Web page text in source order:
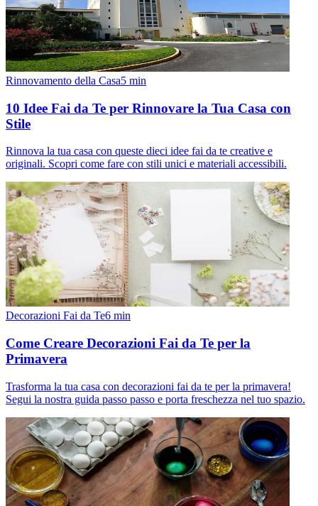
Rinnovamento della Casa5 min
10 Idee Fai da Te per Rinnovare la Tua Casa con
Stile
Rinnova la tua casa con queste dieci idee fai da te creative e
originali. Scopri come fare con stili unici e materiali accessibili.
Decorazioni Fai da Te6 min
Come Creare Decorazioni Fai da Te per la
Primavera
Trasforma la tua casa con decorazioni fai da te per la primavera!
Segui la nostra guida passo passo e porta freschezza nel tuo spazio.